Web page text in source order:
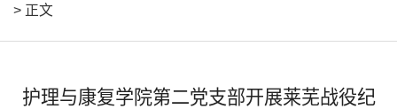
> 正文
护理与康复学院第二党支部开展莱芜战役纪